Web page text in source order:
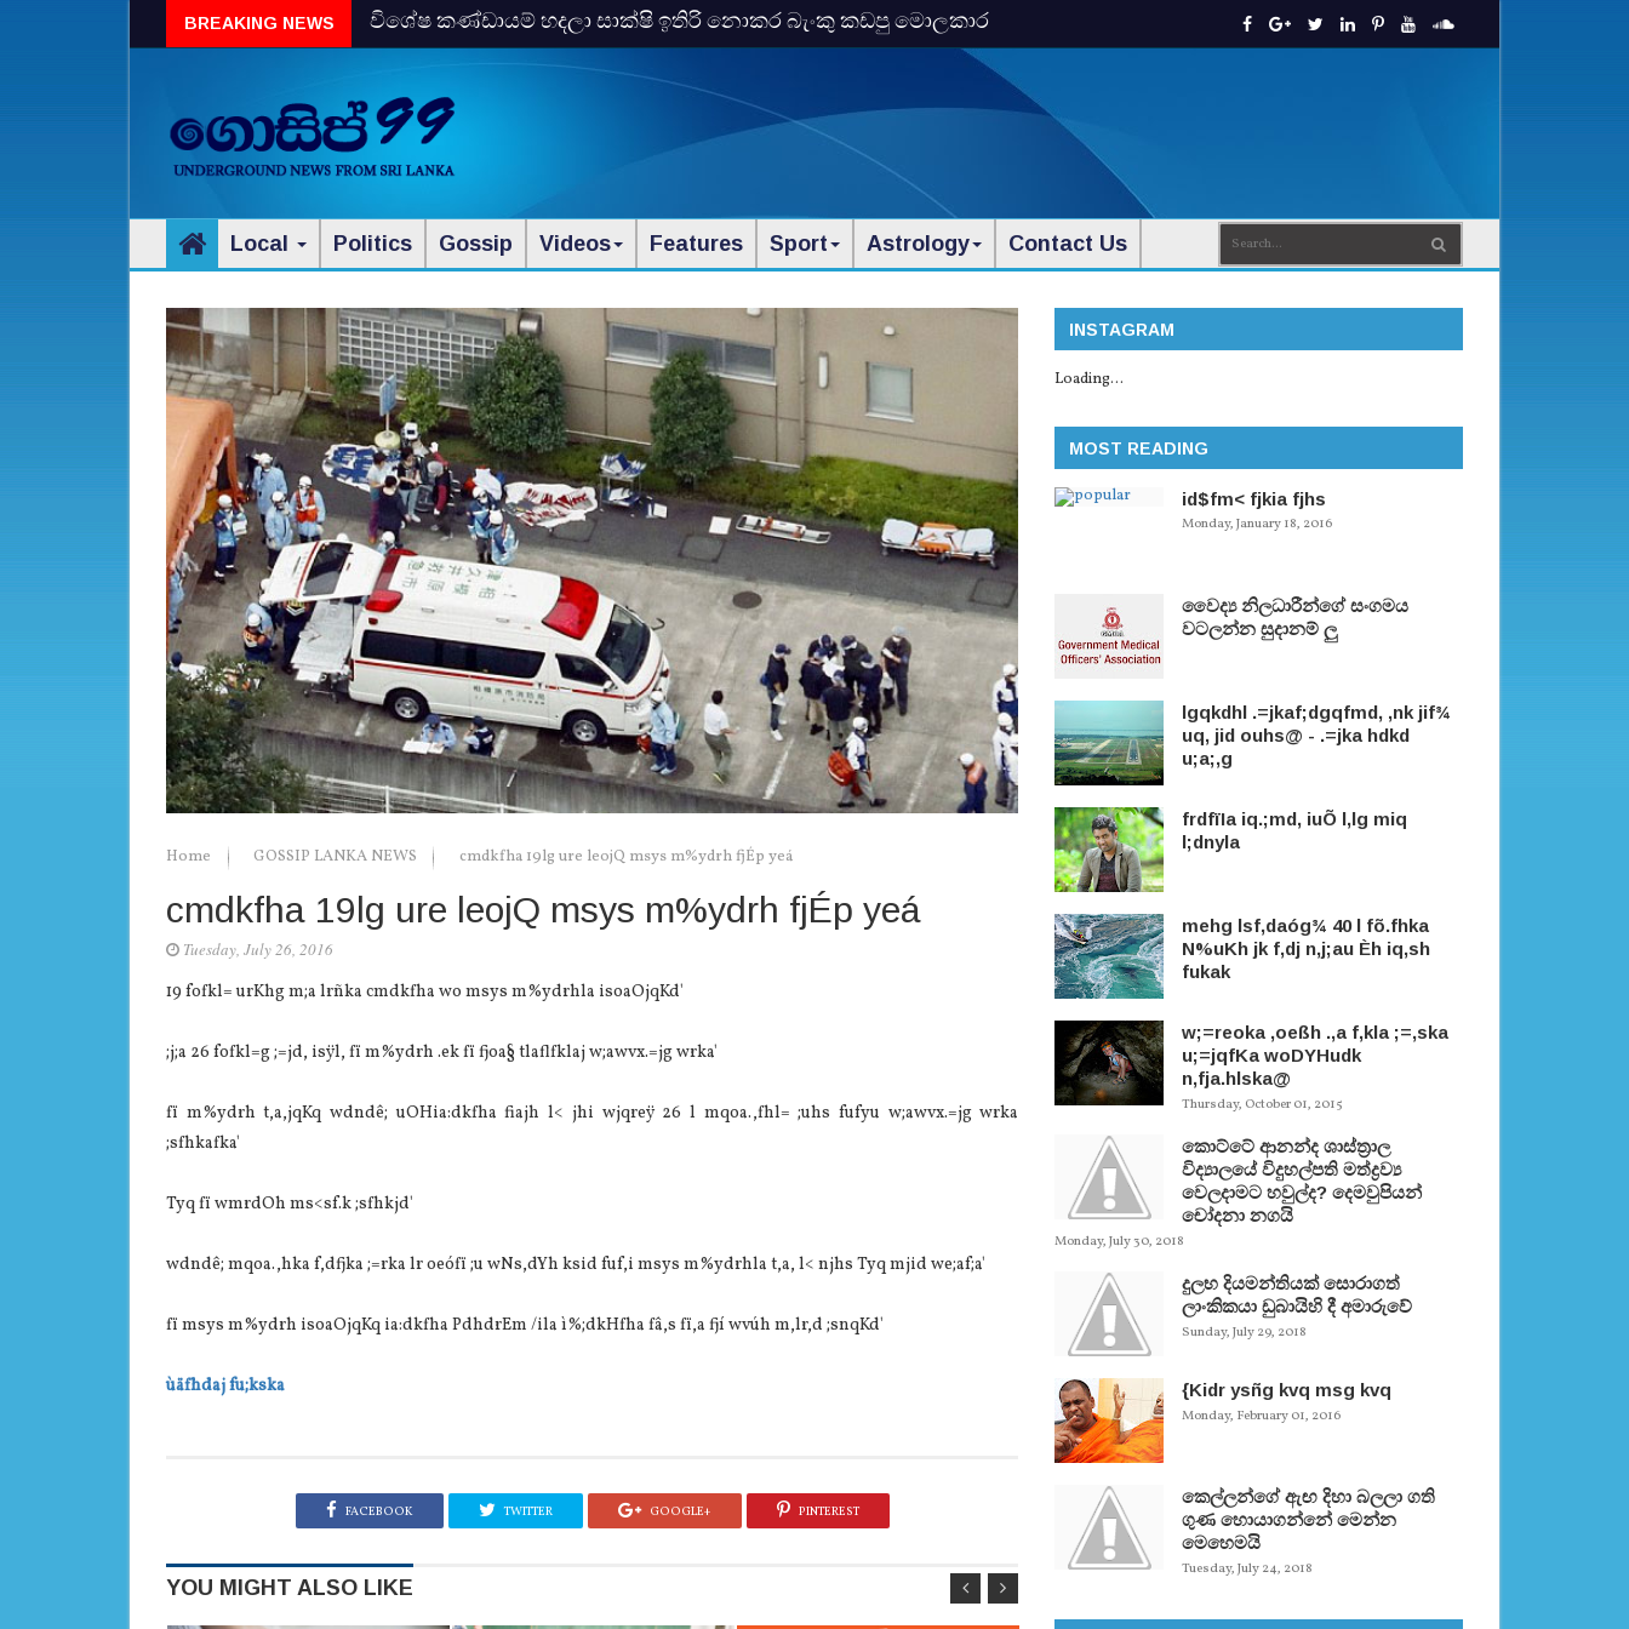
BREAKING NEWS
විශේෂ කණ්ඩායම් හදලා සාක්ෂි ඉතිරි නොකර බැංකු කඩපු මොලකාර
පොලිස් ලොක්කා ගැන එළියට
Local Politics Gossip Videos Features Sport Astrology Contact Us
Home GOSSIP LANKA NEWS cmdkfha 19lg ure leojQ msys m%ydrh fjÉp yeá
cmdkfha 19lg ure leojQ msys m%ydrh fjÉp yeá
Tuesday, July 26, 2016
19 fofkl= urKhg m;a lrñka cmdkfha wo msys m%ydrhla isoaOjqKd'
;j;a 26 fofkl=g ;=jd, isÿl, fï m%ydrh .ek fï fjoa§ tlaflfklaj w;awvx.=jg wrka'
fï m%ydrh t,a,jqKq wdndê; uOHia:dkfha fiajh l< jhi wjqreÿ 26 l mqoa.,fhl= ;uhs fufyu w;awvx.=jg wrka
;sfhkafka'
Tyq fï wmrdOh ms<sf.k ;sfhkjd'
wdndê; mqoa.,hka f,dfjka ;=rka lr oeófï ;u wNs,dYh ksid fuf,i msys m%ydrhla t,a, l< njhs Tyq mjid we;af;a'
fï msys m%ydrh isoaOjqKq ia:dkfha PdhdrEm /ila ì%;dkHfha fâ,s fï,a fjí wvúh m,lr,d ;snqKd'
ùäfhdaj fu;kska
FACEBOOK TWITTER GOOGLE+ PINTEREST
YOU MIGHT ALSO LIKE
INSTAGRAM
Loading...
MOST READING
id$fm< fjkia fjhs
Monday, January 18, 2016
වෛද්‍ය නිලධාරීන්ගේ සංගමය
වටලන්න සුදානම් ලු
lgqkdhl .=jkaf;dgqfmd, ,nk jif¾
uq, jid ouhs@ - .=jka hdkd
u;a;,g
frdfïIa iq.;md, iuÕ l,lg miq
l;dnyla
mehg lsf,daóg¾ 40 l fõ.fhka
N%uKh jk f,dj n,j;au Èh iq,sh
fukak
w;=reoka ,oeßh .,a f,kla ;=,ska
u;=jqfKa woDYHudk
n,fja.hlska@
Thursday, October 01, 2015
කොට්ටේ ආනන්ද ශාස්ත‍්‍රාල
විද්‍යාලයේ විදුහල්පති මත්ද්‍රව්‍ය
වෙලදාමට හවුල්ද? දෙමවුපියන්
චෝදනා නගයි
Monday, July 30, 2018
දුලභ දියමන්තියක් සොරාගත්
ලාංකිකයා ඩුබායිහි දී අමාරුවේ
Sunday, July 29, 2018
{Kidr ysñg kvq msg kvq
Monday, February 01, 2016
කෙල්ලන්ගේ ඇඟ දිහා බලලා ගති
ගුණ හොයාගන්නේ මෙන්න
මෙහෙමයි
Tuesday, July 24, 2018